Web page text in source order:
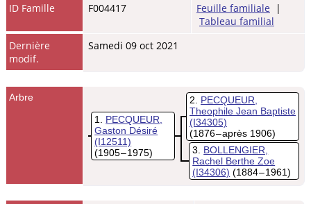
ID Famille
F004417 Feuille familiale |
Tableau familial
Dernière
modif.
Samedi 09 oct 2021
Arbre
1
PECQUEUR,
Gaston Désiré
(I12511)
(1905 – 1975)
2
PECQUEUR,
Theophile Jean Baptiste
(I34305)
(1876 – après 1906)
3
BOLLENGIER,
Rachel Berthe Zoe
(I34306) (1884 – 1961)